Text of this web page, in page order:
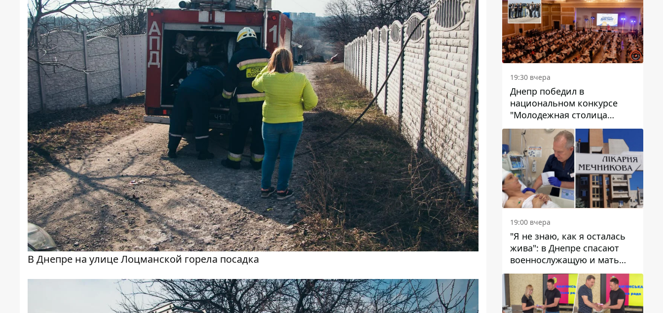
В Днепре на улице Лоцманской горела посадка
19:30 вчера
Днепр победил в
национальном конкурсе
"Молодежная столица
Украины – 2026"
19:00 вчера
"Я не знаю, как я осталась
жива": в Днепре спасают
военнослужащую и мать
четверых детей, которую
ранил КАБ